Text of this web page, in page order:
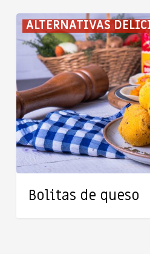
ALTERNATIVAS
Bolitas
de
queso
Bolitas de queso